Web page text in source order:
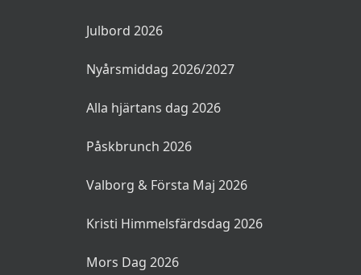
Julbord 2026
Nyårsmiddag 2026/2027
Alla hjärtans dag 2026
Påskbrunch 2026
Valborg & Första Maj 2026
Kristi Himmelsfärdsdag 2026
Mors Dag 2026